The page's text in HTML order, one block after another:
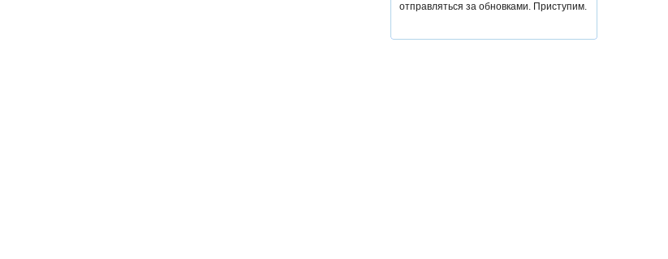
отправляться за обновками. Приступим.